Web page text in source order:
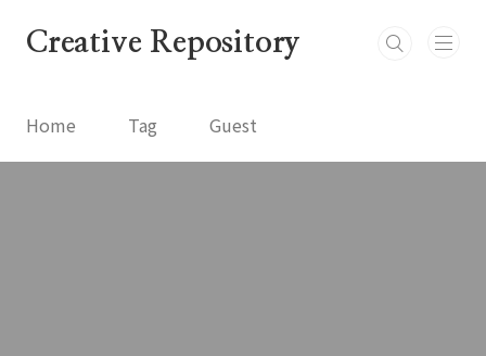
Creative Repository
Home Tag Guest